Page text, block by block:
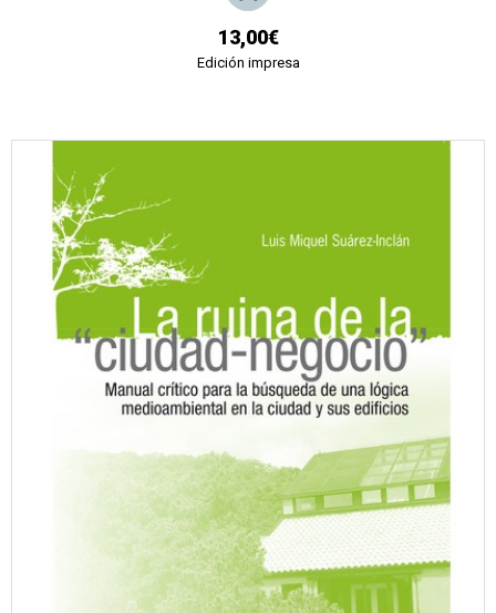
13,00€
Edición impresa